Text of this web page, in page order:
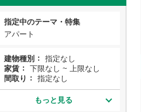
指定中のテーマ・特集
アパート
建物種別
指定なし
家賃
下限なし ~ 上限なし
間取り
指定なし
もっと見る